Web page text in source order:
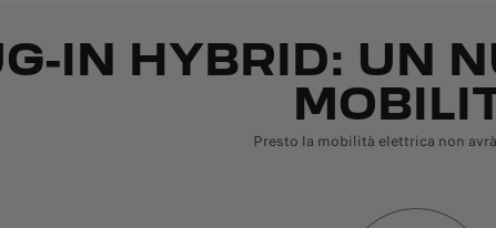
IN HYBRID: UN
Presto la mobilità elettrica non